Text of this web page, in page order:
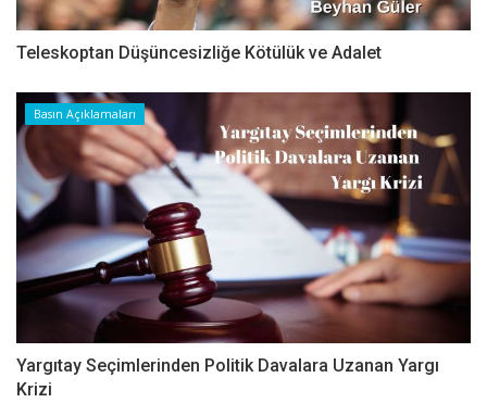
Teleskoptan Düşüncesizliğe Kötülük ve Adalet
Basın Açıklamaları
Yargıtay Seçimlerinden Politik Davalara Uzanan Yargı
Krizi